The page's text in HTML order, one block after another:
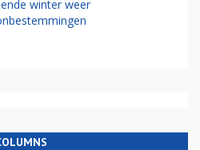
winter weer